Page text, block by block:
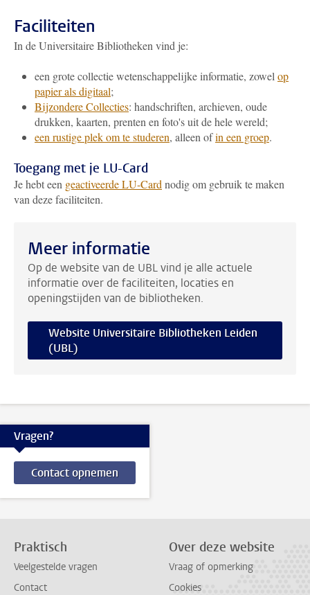
Faciliteiten
In de Universitaire Bibliotheken vind je:
een grote collectie wetenschappelijke informatie, zowel op
papier als digitaal;
Bijzondere Collecties: handschriften, archieven, oude
drukken, kaarten, prenten en foto's uit de hele wereld;
een rustige plek om te studeren, alleen ofin een groep.
Toegang met je LU-Card
Je hebt een geactiveerde LU-Card nodig om gebruik te maken
van deze faciliteiten.
Meer informatie
Op de website van de UBL vind je alle actuele
informatie over de faciliteiten, locaties en
openingstijden van de bibliotheken.
Website Universitaire Bibliotheken Leiden
(UBL)
Vragen?
Contact opnemen
Praktisch
Veelgestelde vragen
Contact
Over deze website
Vraag of opmerking
Cookies